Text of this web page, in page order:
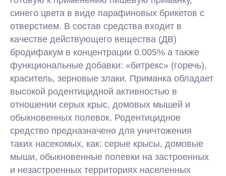
синего цвета в виде парафиновых брикетов с
отверстием. В состав средства входит в
качестве действующего вещества (ДВ)
бродифакум в концентрации 0.005% а также
функциональные добавки: «битрекс» (горечь),
краситель, зерновые злаки. Приманка обладает
высокой родентицидной активностью в
отношении серых крыс, домовых мышей и
обыкновенных полевок. Родентицидное
средство предназначено для уничтожения
таких насекомых, как: серые крысы, домовые
мыши, обыкновенные полевки на застроенных
и незастроенных территориях населенных